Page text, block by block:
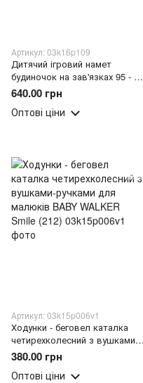
Артикул: 03k16p109
Дитячий ігровий намет
будиночок на зав'язках 95 - 72
- 102см "Джунглі"
640.00 грн
Оптові ціни
Артикул: 03k15p006v1
Ходунки - беговел каталка
четирехколесний з вушками-
ручками для малюків BABY
WALKER Smile (212)
380.00 грн
Оптові ціни